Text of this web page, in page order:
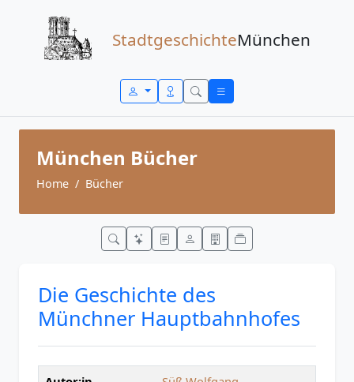
StadtgeschichteMünchen
München Bücher
Home Bücher
Die Geschichte des
Münchner Hauptbahnhofes